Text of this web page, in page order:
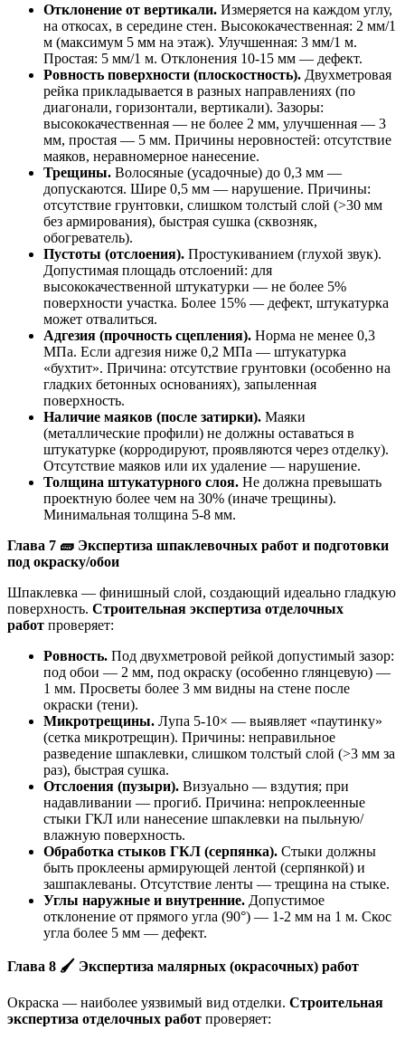
Отклонение от вертикали. Измеряется на каждом углу,
на откосах, в середине стен. Высококачественная: 2 мм/1
м (максимум 5 мм на этаж). Улучшенная: 3 мм/1 м.
Простая: 5 мм/1 м. Отклонения 10-15 мм — дефект.
Ровность поверхности (плоскостность). Двухметровая
рейка прикладывается в разных направлениях (по
диагонали, горизонтали, вертикали). Зазоры:
высококачественная — не более 2 мм, улучшенная — 3
мм, простая — 5 мм. Причины неровностей: отсутствие
маяков, неравномерное нанесение.
Трещины. Волосяные (усадочные) до 0,3 мм —
допускаются. Шире 0,5 мм — нарушение. Причины:
отсутствие грунтовки, слишком толстый слой (>30 мм
без армирования), быстрая сушка (сквозняк,
обогреватель).
Пустоты (отслоения). Простукиванием (глухой звук).
Допустимая площадь отслоений: для
высококачественной штукатурки — не более 5%
поверхности участка. Более 15% — дефект, штукатурка
может отвалиться.
Адгезия (прочность сцепления). Норма не менее 0,3
МПа. Если адгезия ниже 0,2 МПа — штукатурка
«бухтит». Причина: отсутствие грунтовки (особенно на
гладких бетонных основаниях), запыленная
поверхность.
Наличие маяков (после затирки). Маяки
(металлические профили) не должны оставаться в
штукатурке (корродируют, проявляются через отделку).
Отсутствие маяков или их удаление — нарушение.
Толщина штукатурного слоя. Не должна превышать
проектную более чем на 30% (иначе трещины).
Минимальная толщина 5-8 мм.
Глава 7 🧱 Экспертиза шпаклевочных работ и подготовки
под окраску/обои
Шпаклевка — финишный слой, создающий идеально гладкую
поверхность. Строительная экспертиза отделочных
работ проверяет:
Ровность. Под двухметровой рейкой допустимый зазор:
под обои — 2 мм, под окраску (особенно глянцевую) —
1 мм. Просветы более 3 мм видны на стене после
окраски (тени).
Микротрещины. Лупа 5-10× — выявляет «паутинку»
(сетка микротрещин). Причины: неправильное
разведение шпаклевки, слишком толстый слой (>3 мм за
раз), быстрая сушка.
Отслоения (пузыри). Визуально — вздутия; при
надавливании — прогиб. Причина: непроклеенные
стыки ГКЛ или нанесение шпаклевки на пыльную/
влажную поверхность.
Обработка стыков ГКЛ (серпянка). Стыки должны
быть проклеены армирующей лентой (серпянкой) и
зашпаклеваны. Отсутствие ленты — трещина на стыке.
Углы наружные и внутренние. Допустимое
отклонение от прямого угла (90°) — 1-2 мм на 1 м. Скос
угла более 5 мм — дефект.
Глава 8 🖌 ️ Экспертиза малярных (окрасочных) работ
Окраска — наиболее уязвимый вид отделки. Строительная
экспертиза отделочных работ проверяет: